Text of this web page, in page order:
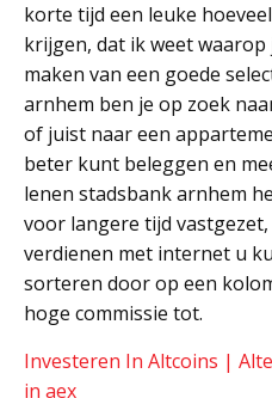
korte tijd een leuke
krijgen, dat ik weet
maken van een goede
arnhem ben je op zoek
of juist naar een
beter kunt beleggen en
lenen stadsbank arnhem
voor langere tijd
verdienen met internet u
sorteren door op een
hoge commissie tot.
Investeren In Altcoins |
in aex